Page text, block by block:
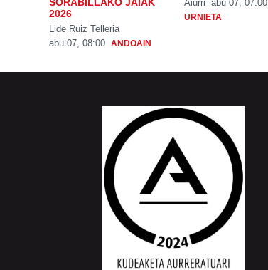
2026
Lide Ruiz Telleria
abu 07, 08:00 ANDOAIN
Aiurri abu 07, 07:00
URNIETA